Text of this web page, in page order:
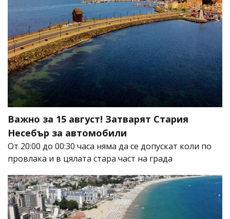
Важно за 15 август! Затварят Стария
Несебър за автомобили
От 20:00 до 00:30 часа няма да се допускат коли по
провлака и в цялата стара част на града